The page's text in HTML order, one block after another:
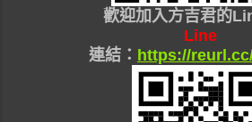
歡迎加入方吉君的
Line
連結： https://